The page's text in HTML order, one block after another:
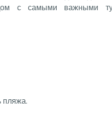
с самыми важными
пляжа.